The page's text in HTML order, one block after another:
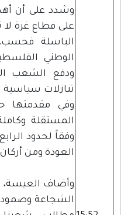
وشدد على أن
على قطاع غزة
الباسلة
الوطني
ودفع الشعب
تنازلات سياسية
وفي مقدمتها
المستقلة
وفقاً لحدود
العودة ومن
وأضاف
الشجاعة وصمود